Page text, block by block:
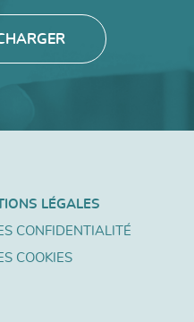
LÉGALES
CONFIDENTIALITÉ
COOKIES